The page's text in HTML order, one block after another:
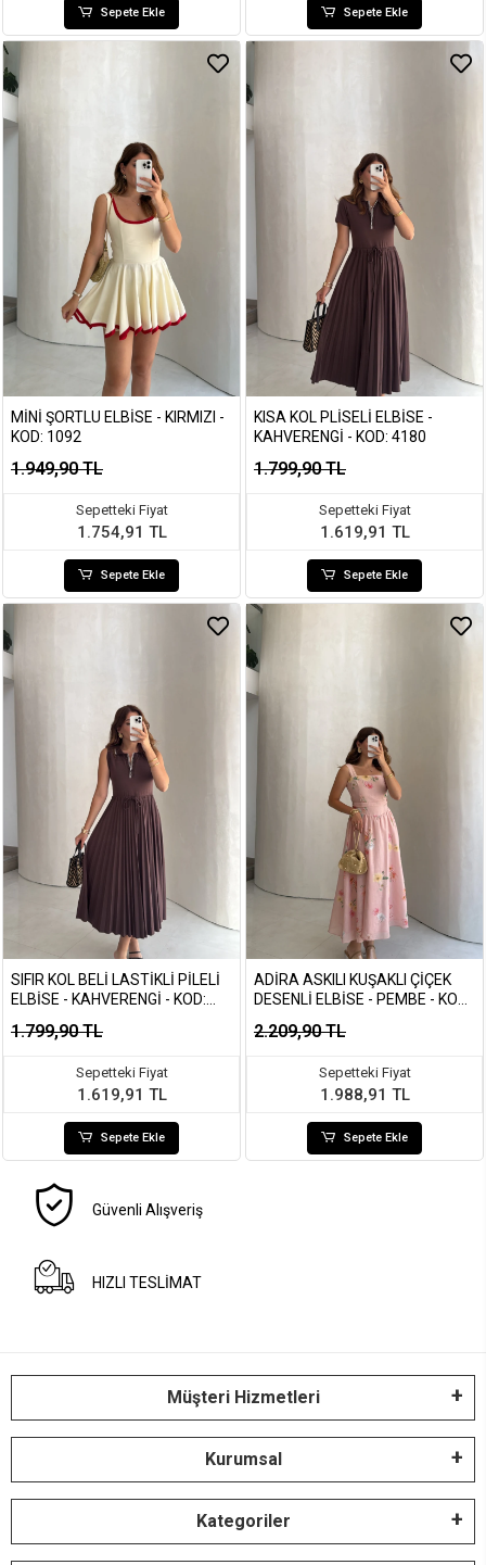
Sepete Ekle Sepete Ekle
MINI ŞORTLU ELBISE - KIRMIZI -
KOD: 1092
1.949,90 TL
Sepetteki Fiyat
1.754,91 TL
Sepete Ekle
KISA KOL PLISELI ELBISE -
KAHVERENGI - KOD: 4180
1.799,90 TL
Sepetteki Fiyat
1.619,91 TL
Sepete Ekle
SIFIR KOL BELI LASTIKLI PILELI
ELBISE - KAHVERENGI - KOD:
1.799,90 TL
Sepetteki Fiyat
1.619,91 TL
Sepete Ekle
ADIRA ASKILI KUŞAKLI ÇIÇEK
DESENLI ELBISE - PEMBE - KOD:
2.209,90 TL
Sepetteki Fiyat
1.988,91 TL
Sepete Ekle
Güvenli Alışveriş
HIZLI TESLİMAT
Müşteri Hizmetleri
Kurumsal
Kategoriler